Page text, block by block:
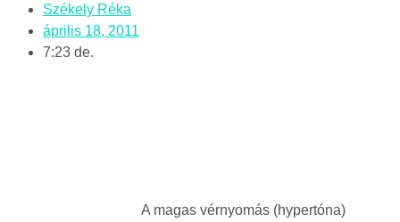
Székely Réka
április 18, 2011
7:23 de.
A magas vérnyomás (hypertóna)